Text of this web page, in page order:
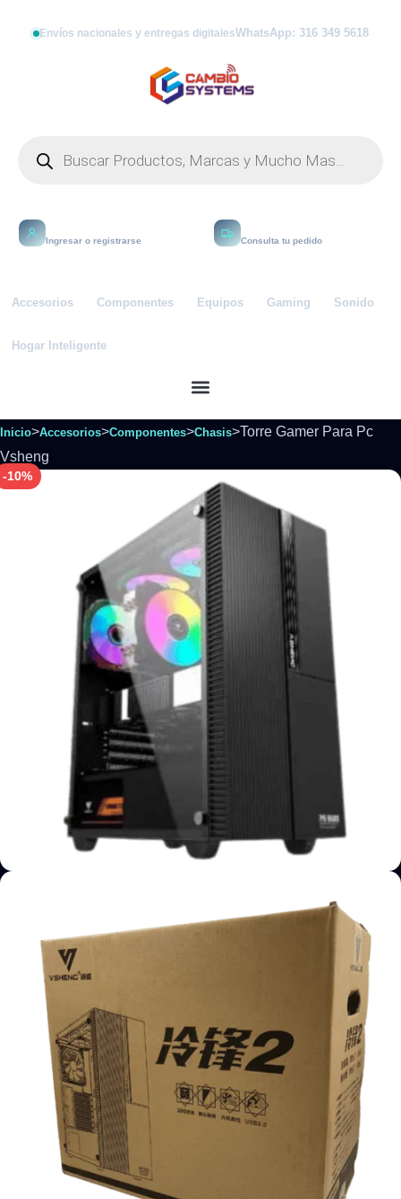
Envíos nacionales y entregas digitalesWhatsApp: 316 349 5618
Ingresar o registrarse Consulta tu pedido
Accesorios Componentes Equipos Gaming Sonido
Hogar Inteligente
Inicio>Accesorios>Componentes>Chasis>Torre Gamer Para Pc
Vsheng
-10%